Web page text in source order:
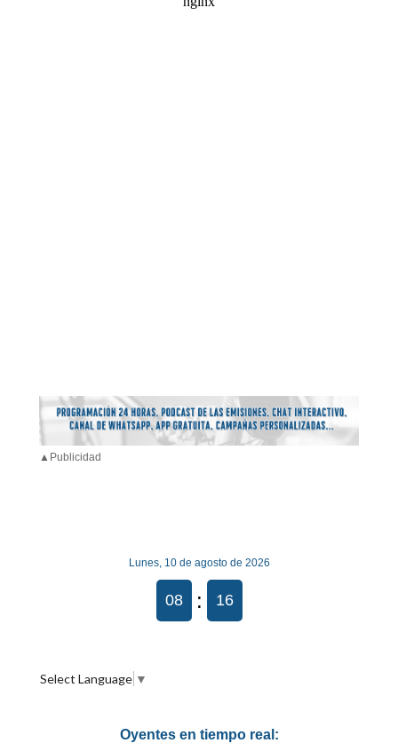
▲Publicidad
Lunes, 10 de agosto de 2026
08 : 16
Select Language ▼
Oyentes en tiempo real: